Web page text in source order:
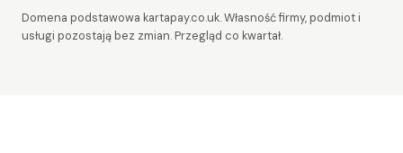
Domena podstawowa kartapay.co.uk. Własność firmy, podmiot i
usługi pozostają bez zmian. Przegląd co kwartał.